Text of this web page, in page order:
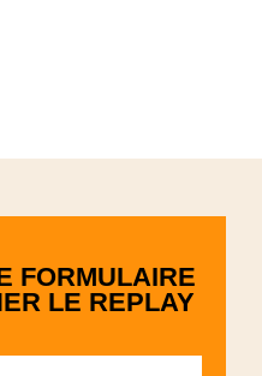
FORMULAIRE
LE REPLAY